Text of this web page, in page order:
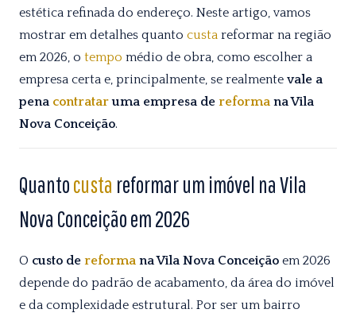
estética refinada do endereço. Neste artigo, vamos
mostrar em detalhes quanto custa reformar na região
em 2026, o tempo médio de obra, como escolher a
empresa certa e, principalmente, se realmente vale a
pena contrataruma empresa de reforma na Vila
Nova Conceição.
Quantocusta reformar um imóvel na Vila
Nova Conceição em 2026
O custo de reforma na Vila Nova Conceição em 2026
depende do padrão de acabamento, da área do imóvel
e da complexidade estrutural. Por ser um bairro